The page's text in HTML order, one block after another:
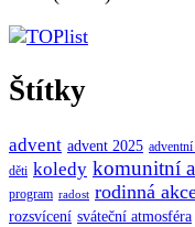
Štítky
advent advent 2025 adventní
děti koledy komunitní
program radost rodinná
rozsvícení sváteční atmosféra